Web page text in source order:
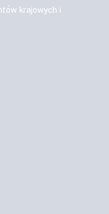
krajowych i